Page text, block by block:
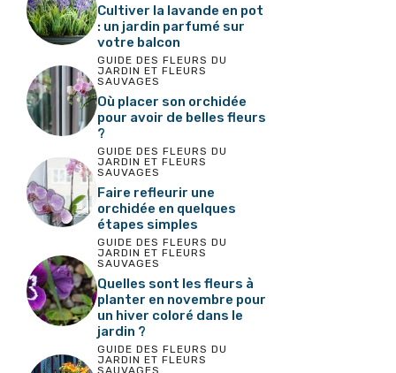
Cultiver la lavande en pot
: un jardin parfumé sur
votre balcon
GUIDE DES FLEURS DU
JARDIN ET FLEURS
SAUVAGES
Où placer son orchidée
pour avoir de belles fleurs
?
GUIDE DES FLEURS DU
JARDIN ET FLEURS
SAUVAGES
Faire refleurir une
orchidée en quelques
étapes simples
GUIDE DES FLEURS DU
JARDIN ET FLEURS
SAUVAGES
Quelles sont les fleurs à
planter en novembre pour
un hiver coloré dans le
jardin ?
GUIDE DES FLEURS DU
JARDIN ET FLEURS
SAUVAGES